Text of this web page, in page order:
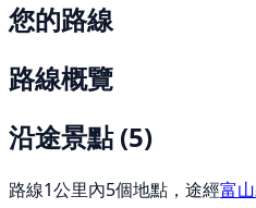
您的路線
路線概覽
沿途景點(5)
路線1公里內5個地點，途經富